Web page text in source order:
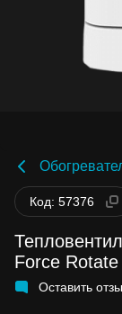
Код: 57376
Force Rotate
Оставить